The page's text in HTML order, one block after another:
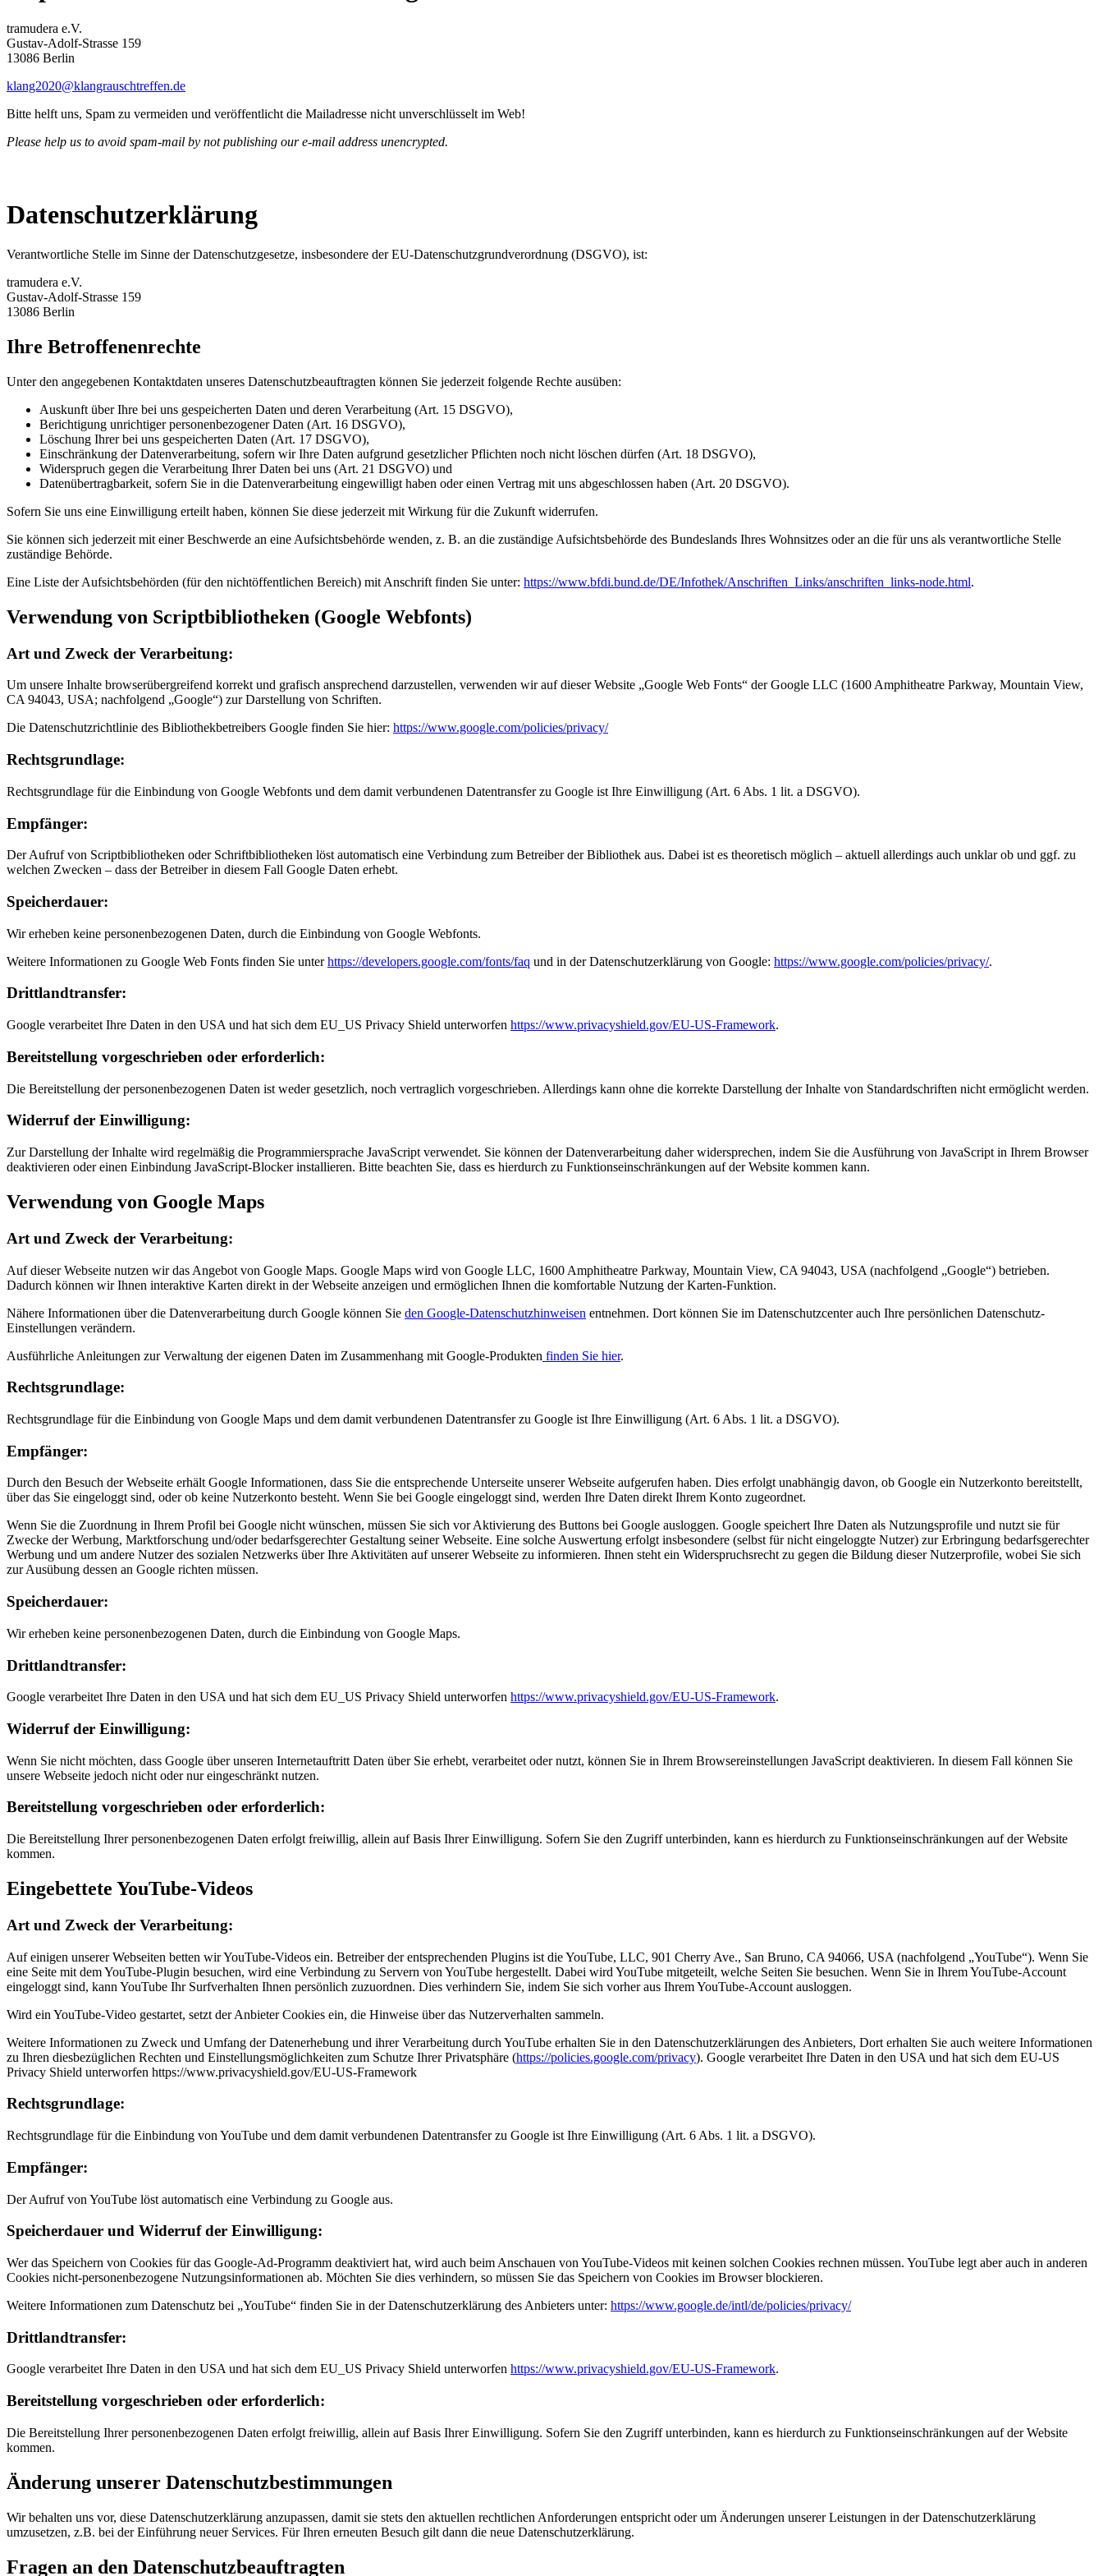
tramudera e.V.
Gustav-Adolf-Strasse 159
13086 Berlin
klang2020@klangrauschtreffen.de
Bitte helft uns, Spam zu vermeiden und veröffentlicht die Mailadresse nicht unverschlüsselt im Web!
Please help us to avoid spam-mail by not publishing our e-mail address unencrypted.
Datenschutzerklärung
Verantwortliche Stelle im Sinne der Datenschutzgesetze, insbesondere der EU-Datenschutzgrundverordnung (DSGVO), ist:
tramudera e.V.
Gustav-Adolf-Strasse 159
13086 Berlin
Ihre Betroffenenrechte
Unter den angegebenen Kontaktdaten unseres Datenschutzbeauftragten können Sie jederzeit folgende Rechte ausüben:
Auskunft über Ihre bei uns gespeicherten Daten und deren Verarbeitung (Art. 15 DSGVO),
Berichtigung unrichtiger personenbezogener Daten (Art. 16 DSGVO),
Löschung Ihrer bei uns gespeicherten Daten (Art. 17 DSGVO),
Einschränkung der Datenverarbeitung, sofern wir Ihre Daten aufgrund gesetzlicher Pflichten noch nicht löschen dürfen (Art. 18 DSGVO),
Widerspruch gegen die Verarbeitung Ihrer Daten bei uns (Art. 21 DSGVO) und
Datenübertragbarkeit, sofern Sie in die Datenverarbeitung eingewilligt haben oder einen Vertrag mit uns abgeschlossen haben (Art. 20 DSGVO).
Sofern Sie uns eine Einwilligung erteilt haben, können Sie diese jederzeit mit Wirkung für die Zukunft widerrufen.
Sie können sich jederzeit mit einer Beschwerde an eine Aufsichtsbehörde wenden, z. B. an die zuständige Aufsichtsbehörde des Bundeslands Ihres Wohnsitzes oder an die für uns als verantwortliche Stelle
zuständige Behörde.
Eine Liste der Aufsichtsbehörden (für den nichtöffentlichen Bereich) mit Anschrift finden Sie unter: https://www.bfdi.bund.de/DE/Infothek/Anschriften_Links/anschriften_links-node.html.
Verwendung von Scriptbibliotheken (Google Webfonts)
Art und Zweck der Verarbeitung:
Um unsere Inhalte browserübergreifend korrekt und grafisch ansprechend darzustellen, verwenden wir auf dieser Website „Google Web Fonts“ der Google LLC (1600 Amphitheatre Parkway, Mountain View,
CA 94043, USA; nachfolgend „Google“) zur Darstellung von Schriften.
Die Datenschutzrichtlinie des Bibliothekbetreibers Google finden Sie hier: https://www.google.com/policies/privacy/
Rechtsgrundlage:
Rechtsgrundlage für die Einbindung von Google Webfonts und dem damit verbundenen Datentransfer zu Google ist Ihre Einwilligung (Art. 6 Abs. 1 lit. a DSGVO).
Empfänger:
Der Aufruf von Scriptbibliotheken oder Schriftbibliotheken löst automatisch eine Verbindung zum Betreiber der Bibliothek aus. Dabei ist es theoretisch möglich – aktuell allerdings auch unklar ob und ggf. zu
welchen Zwecken – dass der Betreiber in diesem Fall Google Daten erhebt.
Speicherdauer:
Wir erheben keine personenbezogenen Daten, durch die Einbindung von Google Webfonts.
Weitere Informationen zu Google Web Fonts finden Sie unterhttps://developers.google.com/fonts/faq und in der Datenschutzerklärung von Google: https://www.google.com/policies/privacy/.
Drittlandtransfer:
Google verarbeitet Ihre Daten in den USA und hat sich dem EU_US Privacy Shield unterworfen https://www.privacyshield.gov/EU-US-Framework.
Bereitstellung vorgeschrieben oder erforderlich:
Die Bereitstellung der personenbezogenen Daten ist weder gesetzlich, noch vertraglich vorgeschrieben. Allerdings kann ohne die korrekte Darstellung der Inhalte von Standardschriften nicht ermöglicht werden.
Widerruf der Einwilligung:
Zur Darstellung der Inhalte wird regelmäßig die Programmiersprache JavaScript verwendet. Sie können der Datenverarbeitung daher widersprechen, indem Sie die Ausführung von JavaScript in Ihrem Browser
deaktivieren oder einen Einbindung JavaScript-Blocker installieren. Bitte beachten Sie, dass es hierdurch zu Funktionseinschränkungen auf der Website kommen kann.
Verwendung von Google Maps
Art und Zweck der Verarbeitung:
Auf dieser Webseite nutzen wir das Angebot von Google Maps. Google Maps wird von Google LLC, 1600 Amphitheatre Parkway, Mountain View, CA 94043, USA (nachfolgend „Google“) betrieben.
Dadurch können wir Ihnen interaktive Karten direkt in der Webseite anzeigen und ermöglichen Ihnen die komfortable Nutzung der Karten-Funktion.
Nähere Informationen über die Datenverarbeitung durch Google können Sie den Google-Datenschutzhinweisen entnehmen. Dort können Sie im Datenschutzcenter auch Ihre persönlichen Datenschutz-
Einstellungen verändern.
Ausführliche Anleitungen zur Verwaltung der eigenen Daten im Zusammenhang mit Google-Produkten finden Sie hier.
Rechtsgrundlage:
Rechtsgrundlage für die Einbindung von Google Maps und dem damit verbundenen Datentransfer zu Google ist Ihre Einwilligung (Art. 6 Abs. 1 lit. a DSGVO).
Empfänger:
Durch den Besuch der Webseite erhält Google Informationen, dass Sie die entsprechende Unterseite unserer Webseite aufgerufen haben. Dies erfolgt unabhängig davon, ob Google ein Nutzerkonto bereitstellt,
über das Sie eingeloggt sind, oder ob keine Nutzerkonto besteht. Wenn Sie bei Google eingeloggt sind, werden Ihre Daten direkt Ihrem Konto zugeordnet.
Wenn Sie die Zuordnung in Ihrem Profil bei Google nicht wünschen, müssen Sie sich vor Aktivierung des Buttons bei Google ausloggen. Google speichert Ihre Daten als Nutzungsprofile und nutzt sie für
Zwecke der Werbung, Marktforschung und/oder bedarfsgerechter Gestaltung seiner Webseite. Eine solche Auswertung erfolgt insbesondere (selbst für nicht eingeloggte Nutzer) zur Erbringung bedarfsgerechter
Werbung und um andere Nutzer des sozialen Netzwerks über Ihre Aktivitäten auf unserer Webseite zu informieren. Ihnen steht ein Widerspruchsrecht zu gegen die Bildung dieser Nutzerprofile, wobei Sie sich
zur Ausübung dessen an Google richten müssen.
Speicherdauer:
Wir erheben keine personenbezogenen Daten, durch die Einbindung von Google Maps.
Drittlandtransfer:
Google verarbeitet Ihre Daten in den USA und hat sich dem EU_US Privacy Shield unterworfen https://www.privacyshield.gov/EU-US-Framework.
Widerruf der Einwilligung:
Wenn Sie nicht möchten, dass Google über unseren Internetauftritt Daten über Sie erhebt, verarbeitet oder nutzt, können Sie in Ihrem Browsereinstellungen JavaScript deaktivieren. In diesem Fall können Sie
unsere Webseite jedoch nicht oder nur eingeschränkt nutzen.
Bereitstellung vorgeschrieben oder erforderlich:
Die Bereitstellung Ihrer personenbezogenen Daten erfolgt freiwillig, allein auf Basis Ihrer Einwilligung. Sofern Sie den Zugriff unterbinden, kann es hierdurch zu Funktionseinschränkungen auf der Website
kommen.
Eingebettete YouTube-Videos
Art und Zweck der Verarbeitung:
Auf einigen unserer Webseiten betten wir YouTube-Videos ein. Betreiber der entsprechenden Plugins ist die YouTube, LLC, 901 Cherry Ave., San Bruno, CA 94066, USA (nachfolgend „YouTube“). Wenn Sie
eine Seite mit dem YouTube-Plugin besuchen, wird eine Verbindung zu Servern von YouTube hergestellt. Dabei wird YouTube mitgeteilt, welche Seiten Sie besuchen. Wenn Sie in Ihrem YouTube-Account
eingeloggt sind, kann YouTube Ihr Surfverhalten Ihnen persönlich zuzuordnen. Dies verhindern Sie, indem Sie sich vorher aus Ihrem YouTube-Account ausloggen.
Wird ein YouTube-Video gestartet, setzt der Anbieter Cookies ein, die Hinweise über das Nutzerverhalten sammeln.
Weitere Informationen zu Zweck und Umfang der Datenerhebung und ihrer Verarbeitung durch YouTube erhalten Sie in den Datenschutzerklärungen des Anbieters, Dort erhalten Sie auch weitere Informationen
zu Ihren diesbezüglichen Rechten und Einstellungsmöglichkeiten zum Schutze Ihrer Privatsphäre (https://policies.google.com/privacy). Google verarbeitet Ihre Daten in den USA und hat sich dem EU-US
Privacy Shield unterworfen https://www.privacyshield.gov/EU-US-Framework
Rechtsgrundlage:
Rechtsgrundlage für die Einbindung von YouTube und dem damit verbundenen Datentransfer zu Google ist Ihre Einwilligung (Art. 6 Abs. 1 lit. a DSGVO).
Empfänger:
Der Aufruf von YouTube löst automatisch eine Verbindung zu Google aus.
Speicherdauer und Widerruf der Einwilligung:
Wer das Speichern von Cookies für das Google-Ad-Programm deaktiviert hat, wird auch beim Anschauen von YouTube-Videos mit keinen solchen Cookies rechnen müssen. YouTube legt aber auch in anderen
Cookies nicht-personenbezogene Nutzungsinformationen ab. Möchten Sie dies verhindern, so müssen Sie das Speichern von Cookies im Browser blockieren.
Weitere Informationen zum Datenschutz bei „YouTube“ finden Sie in der Datenschutzerklärung des Anbieters unter: https://www.google.de/intl/de/policies/privacy/
Drittlandtransfer:
Google verarbeitet Ihre Daten in den USA und hat sich dem EU_US Privacy Shield unterworfen https://www.privacyshield.gov/EU-US-Framework.
Bereitstellung vorgeschrieben oder erforderlich:
Die Bereitstellung Ihrer personenbezogenen Daten erfolgt freiwillig, allein auf Basis Ihrer Einwilligung. Sofern Sie den Zugriff unterbinden, kann es hierdurch zu Funktionseinschränkungen auf der Website
kommen.
Änderung unserer Datenschutzbestimmungen
Wir behalten uns vor, diese Datenschutzerklärung anzupassen, damit sie stets den aktuellen rechtlichen Anforderungen entspricht oder um Änderungen unserer Leistungen in der Datenschutzerklärung
umzusetzen, z.B. bei der Einführung neuer Services. Für Ihren erneuten Besuch gilt dann die neue Datenschutzerklärung.
Fragen an den Datenschutzbeauftragten